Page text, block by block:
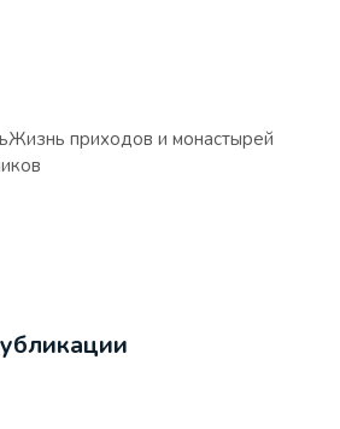
Жизнь приходов и монастырей